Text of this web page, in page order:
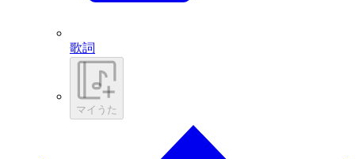
歌詞
マイうた